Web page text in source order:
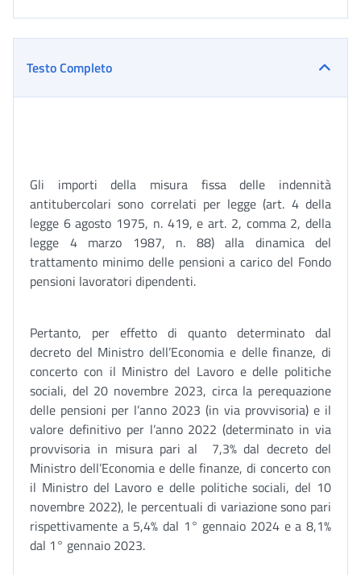
Testo Completo
Gli importi della misura fissa delle indennità
antitubercolari sono correlati per legge (art. 4 della
legge 6 agosto 1975, n. 419, e art. 2, comma 2, della
legge 4 marzo 1987, n. 88) alla dinamica del
trattamento minimo delle pensioni a carico del Fondo
pensioni lavoratori dipendenti.
Pertanto, per effetto di quanto determinato dal
decreto del Ministro dell’Economia e delle finanze, di
concerto con il Ministro del Lavoro e delle politiche
sociali, del 20 novembre 2023, circa la perequazione
delle pensioni per l’anno 2023 (in via provvisoria) e il
valore definitivo per l’anno 2022 (determinato in via
provvisoria in misura pari al 7,3% dal decreto del
Ministro dell’Economia e delle finanze, di concerto con
il Ministro del Lavoro e delle politiche sociali, del 10
novembre 2022), le percentuali di variazione sono pari
rispettivamente a 5,4% dal 1° gennaio 2024 e a 8,1%
dal 1° gennaio 2023.